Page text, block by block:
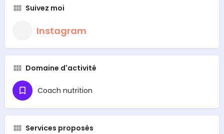
Suivez moi
Instagram
Domaine d'activité
Coach nutrition
Services proposés